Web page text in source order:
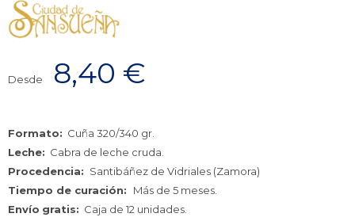
Desde 8,40 €
Formato: Cuña 320/340 gr.
Leche: Cabra de leche cruda.
Procedencia: Santibáñez de Vidriales (Zamora)
Tiempo de curación: Más de 5 meses.
Envío gratis: Caja de 12 unidades.